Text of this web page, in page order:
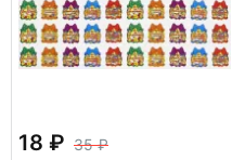
18
35